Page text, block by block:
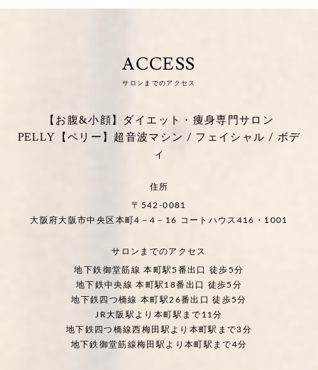
ACCESS
サロンまでのアクセス
【お腹&小顔】ダイエット・痩身専門サロン
PELLY【ペリー】超音波マシン / フェイシャル / ボデ
ィ
住所
〒542-0081
大阪府大阪市中央区本町4－4－16 コートハウス416・1001
サロンまでのアクセス
地下鉄御堂筋線 本町駅5番出口 徒歩5分
地下鉄中央線 本町駅18番出口 徒歩5分
地下鉄四つ橋線 本町駅26番出口 徒歩5分
JR大阪駅より本町駅まで11分
地下鉄四つ橋線西梅田駅より本町駅まで3分
地下鉄御堂筋線梅田駅より本町駅まで4分